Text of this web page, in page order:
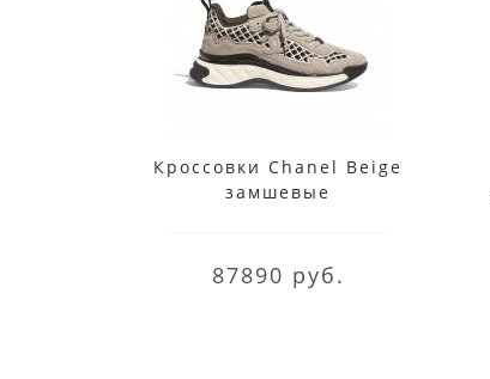
Кроссовки Chanel Beige
замшевые
87890 руб.